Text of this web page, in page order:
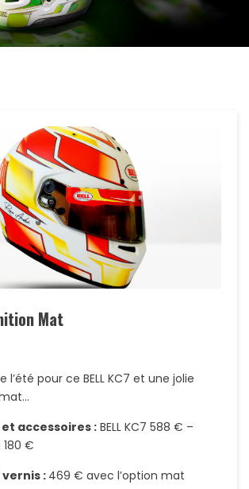
Mat
l’été pour ce BELL KC7 et une jolie
accessoires :BELL KC7 588 € –
180 €
: 469 € avec l’option mat